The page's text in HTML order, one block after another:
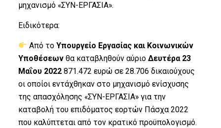
μηχανισμό «ΣΥΝ-ΕΡΓΑΣΙΑ».
Ειδικότερα:
Από το Υπουργείο Εργασίας και Κοινωνικών
Υποθέσεωνθα καταβληθούν αύριο Δευτέρα 23
Μαΐου 2022 871.472 ευρώ σε 28.706 δικαιούχους
οι οποίοι εντάχθηκαν στο μηχανισμό ενίσχυσης
της απασχόλησης «ΣΥΝ-ΕΡΓΑΣΙΑ» για την
καταβολή του επιδόματος εορτών Πάσχα 2022
που καλύπτεται από τον κρατικό προϋπολογισμό.